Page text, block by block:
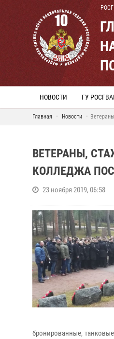
НОВОСТИ ГУ
Главная Новости
ВЕТЕРАНЫ,
КОЛЛЕДЖА
23 ноября 2019, 06:58
бронированные,